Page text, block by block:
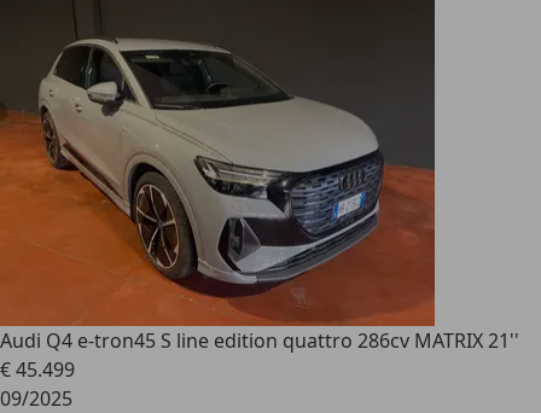
Audi Q4 e-tron45 S line edition quattro 286cv MATRIX 21''
€ 45.499
09/2025